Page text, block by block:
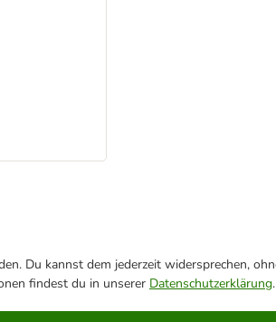
Du kannst dem jederzeit widersprechen,
findest du in unserer Datenschutzerklärung.